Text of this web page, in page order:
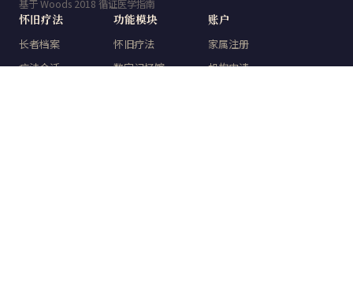
基于 Woods 2018 循证医学指南
怀旧疗法
长者档案
疗法会话
功能模块
怀旧疗法
数字记忆馆
账户
家属注册
机构申请